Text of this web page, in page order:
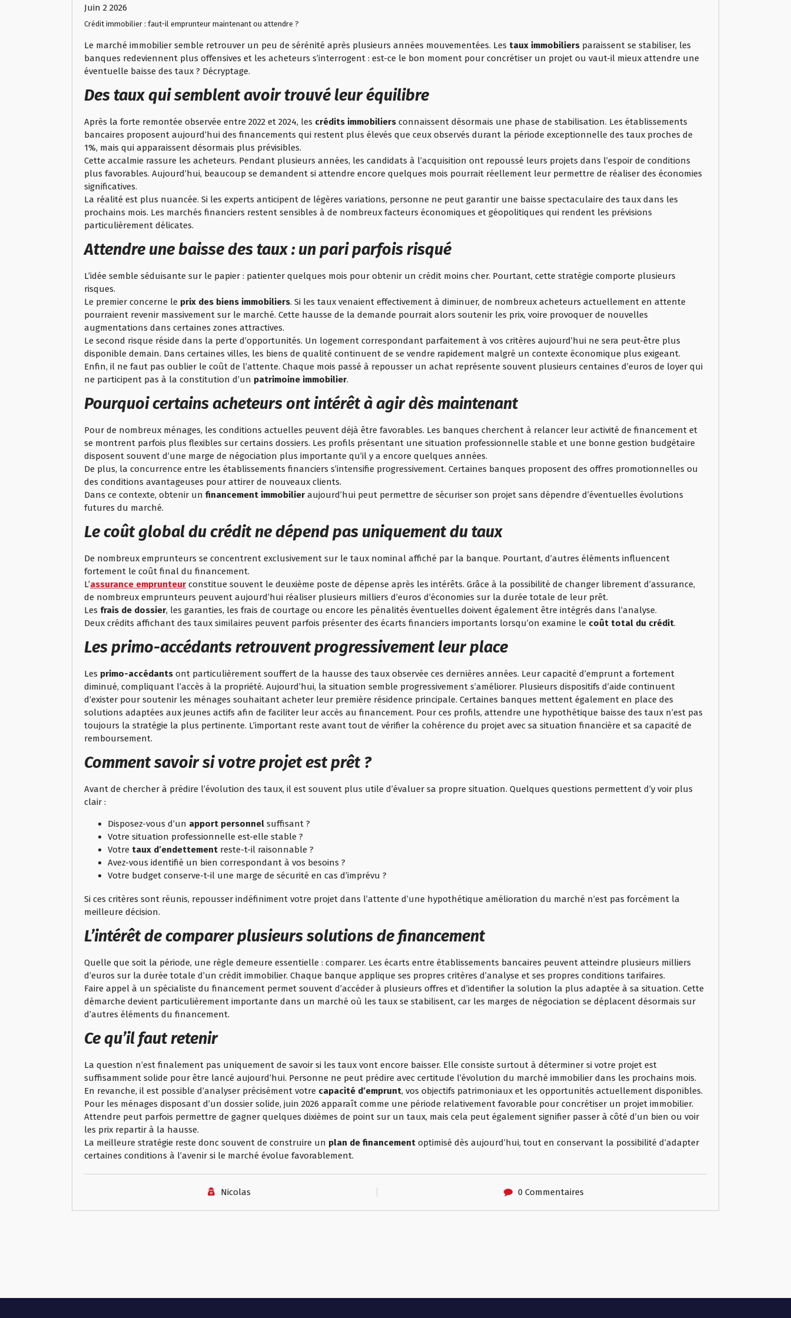
Juin 2 2026
Crédit immobilier : faut-il emprunteur maintenant ou attendre ?
Le marché immobilier semble retrouver un peu de sérénité après plusieurs années mouvementées. Les taux immobiliers paraissent se stabiliser, les
banques redeviennent plus offensives et les acheteurs s’interrogent : est-ce le bon moment pour concrétiser un projet ou vaut-il mieux attendre une
éventuelle baisse des taux ? Décryptage.
Des taux qui semblent avoir trouvé leur équilibre
Après la forte remontée observée entre 2022 et 2024, les crédits immobiliers connaissent désormais une phase de stabilisation. Les établissements
bancaires proposent aujourd’hui des financements qui restent plus élevés que ceux observés durant la période exceptionnelle des taux proches de
1%, mais qui apparaissent désormais plus prévisibles.
Cette accalmie rassure les acheteurs. Pendant plusieurs années, les candidats à l’acquisition ont repoussé leurs projets dans l’espoir de conditions
plus favorables. Aujourd’hui, beaucoup se demandent si attendre encore quelques mois pourrait réellement leur permettre de réaliser des économies
significatives.
La réalité est plus nuancée. Si les experts anticipent de légères variations, personne ne peut garantir une baisse spectaculaire des taux dans les
prochains mois. Les marchés financiers restent sensibles à de nombreux facteurs économiques et géopolitiques qui rendent les prévisions
particulièrement délicates.
Attendre une baisse des taux : un pari parfois risqué
L’idée semble séduisante sur le papier : patienter quelques mois pour obtenir un crédit moins cher. Pourtant, cette stratégie comporte plusieurs
risques.
Le premier concerne le prix des biens immobiliers. Si les taux venaient effectivement à diminuer, de nombreux acheteurs actuellement en attente
pourraient revenir massivement sur le marché. Cette hausse de la demande pourrait alors soutenir les prix, voire provoquer de nouvelles
augmentations dans certaines zones attractives.
Le second risque réside dans la perte d’opportunités. Un logement correspondant parfaitement à vos critères aujourd’hui ne sera peut-être plus
disponible demain. Dans certaines villes, les biens de qualité continuent de se vendre rapidement malgré un contexte économique plus exigeant.
Enfin, il ne faut pas oublier le coût de l’attente. Chaque mois passé à repousser un achat représente souvent plusieurs centaines d’euros de loyer qui
ne participent pas à la constitution d’un patrimoine immobilier.
Pourquoi certains acheteurs ont intérêt à agir dès maintenant
Pour de nombreux ménages, les conditions actuelles peuvent déjà être favorables. Les banques cherchent à relancer leur activité de financement et
se montrent parfois plus flexibles sur certains dossiers. Les profils présentant une situation professionnelle stable et une bonne gestion budgétaire
disposent souvent d’une marge de négociation plus importante qu’il y a encore quelques années.
De plus, la concurrence entre les établissements financiers s’intensifie progressivement. Certaines banques proposent des offres promotionnelles ou
des conditions avantageuses pour attirer de nouveaux clients.
Dans ce contexte, obtenir un financement immobilier aujourd’hui peut permettre de sécuriser son projet sans dépendre d’éventuelles évolutions
futures du marché.
Le coût global du crédit ne dépend pas uniquement du taux
De nombreux emprunteurs se concentrent exclusivement sur le taux nominal affiché par la banque. Pourtant, d’autres éléments influencent
fortement le coût final du financement.
L’assurance emprunteur constitue souvent le deuxième poste de dépense après les intérêts. Grâce à la possibilité de changer librement d’assurance,
de nombreux emprunteurs peuvent aujourd’hui réaliser plusieurs milliers d’euros d’économies sur la durée totale de leur prêt.
Les frais de dossier, les garanties, les frais de courtage ou encore les pénalités éventuelles doivent également être intégrés dans l’analyse.
Deux crédits affichant des taux similaires peuvent parfois présenter des écarts financiers importants lorsqu’on examine le coût total du crédit.
Les primo-accédants retrouvent progressivement leur place
Les primo-accédants ont particulièrement souffert de la hausse des taux observée ces dernières années. Leur capacité d’emprunt a fortement
diminué, compliquant l’accès à la propriété. Aujourd’hui, la situation semble progressivement s’améliorer. Plusieurs dispositifs d’aide continuent
d’exister pour soutenir les ménages souhaitant acheter leur première résidence principale. Certaines banques mettent également en place des
solutions adaptées aux jeunes actifs afin de faciliter leur accès au financement. Pour ces profils, attendre une hypothétique baisse des taux n’est pas
toujours la stratégie la plus pertinente. L’important reste avant tout de vérifier la cohérence du projet avec sa situation financière et sa capacité de
remboursement.
Comment savoir si votre projet est prêt ?
Avant de chercher à prédire l’évolution des taux, il est souvent plus utile d’évaluer sa propre situation. Quelques questions permettent d’y voir plus
clair :
Disposez-vous d’un apport personnel suffisant ?
Votre situation professionnelle est-elle stable ?
Votre taux d’endettement reste-t-il raisonnable ?
Avez-vous identifié un bien correspondant à vos besoins ?
Votre budget conserve-t-il une marge de sécurité en cas d’imprévu ?
Si ces critères sont réunis, repousser indéfiniment votre projet dans l’attente d’une hypothétique amélioration du marché n’est pas forcément la
meilleure décision.
L’intérêt de comparer plusieurs solutions de financement
Quelle que soit la période, une règle demeure essentielle : comparer. Les écarts entre établissements bancaires peuvent atteindre plusieurs milliers
d’euros sur la durée totale d’un crédit immobilier. Chaque banque applique ses propres critères d’analyse et ses propres conditions tarifaires.
Faire appel à un spécialiste du financement permet souvent d’accéder à plusieurs offres et d’identifier la solution la plus adaptée à sa situation. Cette
démarche devient particulièrement importante dans un marché où les taux se stabilisent, car les marges de négociation se déplacent désormais sur
d’autres éléments du financement.
Ce qu’il faut retenir
La question n’est finalement pas uniquement de savoir si les taux vont encore baisser. Elle consiste surtout à déterminer si votre projet est
suffisamment solide pour être lancé aujourd’hui. Personne ne peut prédire avec certitude l’évolution du marché immobilier dans les prochains mois.
En revanche, il est possible d’analyser précisément votre capacité d’emprunt, vos objectifs patrimoniaux et les opportunités actuellement disponibles.
Pour les ménages disposant d’un dossier solide, juin 2026 apparaît comme une période relativement favorable pour concrétiser un projet immobilier.
Attendre peut parfois permettre de gagner quelques dixièmes de point sur un taux, mais cela peut également signifier passer à côté d’un bien ou voir
les prix repartir à la hausse.
La meilleure stratégie reste donc souvent de construire un plan de financement optimisé dès aujourd’hui, tout en conservant la possibilité d’adapter
certaines conditions à l’avenir si le marché évolue favorablement.
Nicolas 0 Commentaires